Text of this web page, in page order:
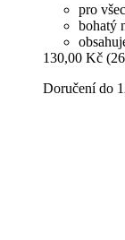
pro
bohatý
130,00 Kč
Doručení do